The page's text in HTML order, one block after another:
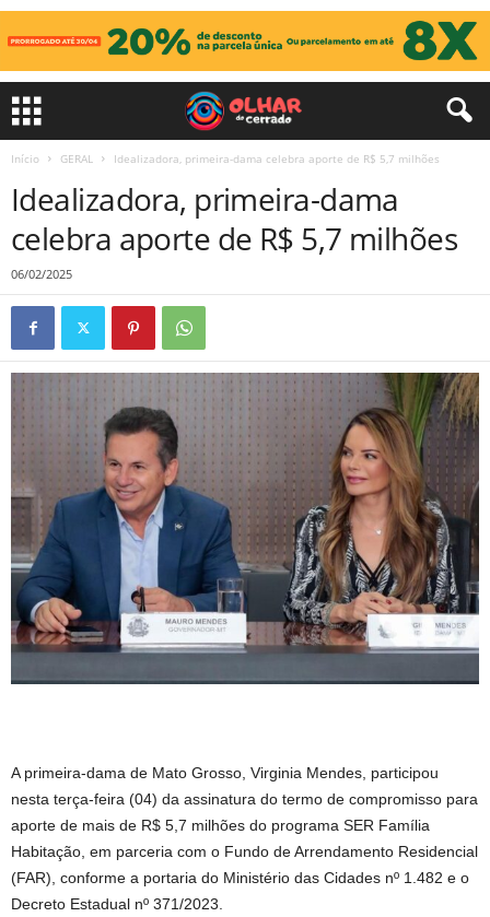
Início GERAL Idealizadora, primeira-dama celebra aporte de R$ 5,7 milhões
Idealizadora, primeira-dama
celebra aporte de R$ 5,7 milhões
06/02/2025
A primeira-dama de Mato Grosso, Virginia Mendes, participou
nesta terça-feira (04) da assinatura do termo de compromisso para
aporte de mais de R$ 5,7 milhões do programa SER Família
Habitação, em parceria com o Fundo de Arrendamento Residencial
(FAR), conforme a portaria do Ministério das Cidades nº 1.482 e o
Decreto Estadual nº 371/2023.